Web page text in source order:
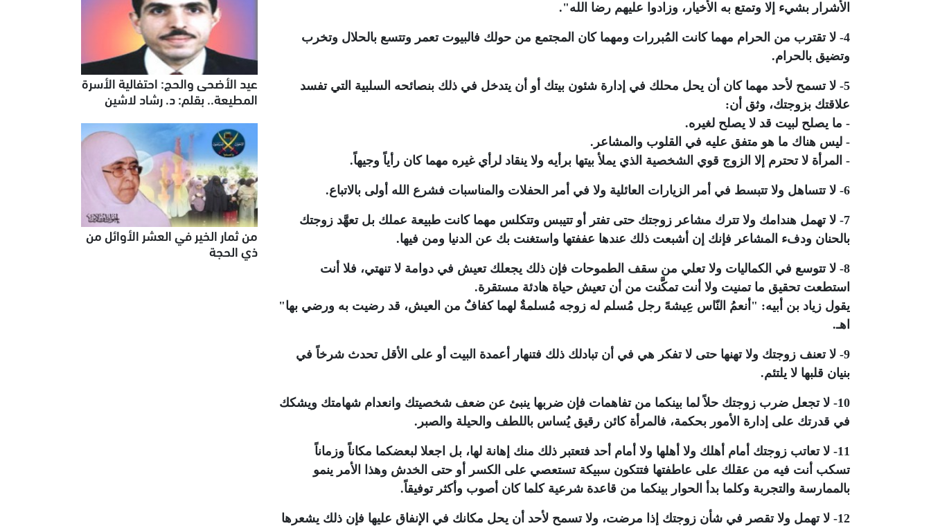
الأشرار بشيء إلا وتمتع به الأخيار، وزادوا عليهم رضا الله".
4- لا تقترب من الحرام مهما كانت المُبررات ومهما كان المجتمع من حولك فالبيوت تعمر وتتسع بالحلال وتخرب
وتضيق بالحرام.
5- لا تسمح لأحد مهما كان أن يحل محلك في إدارة شئون بيتك أو أن يتدخل في ذلك بنصائحه السلبية التي تفسد
علاقتك بزوجتك، وثق أن:
- ما يصلح لبيت قد لا يصلح لغيره.
- ليس هناك ما هو متفق عليه في القلوب والمشاعر.
- المرأة لا تحترم إلا الزوج قوي الشخصية الذي يملأ بيتها برأيه ولا ينقاد لرأي غيره مهما كان رأياً وجيهاً.
6- لا تتساهل ولا تتبسط في أمر الزيارات العائلية ولا في أمر الحفلات والمناسبات فشرع الله أولى بالاتباع.
7- لا تهمل هندامك ولا تترك مشاعر زوجتك حتى تفتر أو تتيبس وتتكلس مهما كانت طبيعة عملك بل تعهَّد زوجتك
بالحنان ودفء المشاعر فإنك إن أشبعت ذلك عندها عففتها واستغنت بك عن الدنيا ومن فيها.
8- لا تتوسع في الكماليات ولا تعلي من سقف الطموحات فإن ذلك يجعلك تعيش في دوامة لا تنهتي، فلا أنت
استطعت تحقيق ما تمنيت ولا أنت تمكَّنت من أن تعيش حياة هادئة مستقرة.
يقول زياد بن أبيه: "أنعمُ النّاس عِيشهً رجل مُسلم له زوجه مُسلمةٌ لهما كفافٌ من العيش، قد رضيت به ورضي بها"
اهـ.
9- لا تعنف زوجتك ولا تهنها حتى لا تفكر هي في أن تبادلك ذلك فتنهار أعمدة البيت أو على الأقل تحدث شرخاً في
بنيان قلبها لا يلتئم.
10- لا تجعل ضرب زوجتك حلاً لما بينكما من تفاهمات فإن ضربها ينبئ عن ضعف شخصيتك وانعدام شهامتك ويشكك
في قدرتك على إدارة الأمور بحكمة، فالمرأة كائن رقيق يُساس باللطف والحيلة والصبر.
11- لا تعاتب زوجتك أمام أهلك ولا أهلها ولا أمام أحد فتعتبر ذلك منك إهانة لها، بل اجعلا لبعضكما مكاناً وزماناً
تسكب أنت فيه من عقلك على عاطفتها فتتكون سبيكة تستعصي على الكسر أو حتى الخدش وهذا الأمر ينمو
بالممارسة والتجربة وكلما بدأ الحوار بينكما من قاعدة شرعية كلما كان أصوب وأكثر توفيقاً.
12- لا تهمل ولا تقصر في شأن زوجتك إذا مرضت، ولا تسمح لأحد أن يحل مكانك في الإنفاق عليها فإن ذلك يشعرها
عيد الأضحى والحج: احتفالية الأسرة
المطيعة.. بقلم: د. رشاد لاشين
من ثمار الخير في العشر الأوائل من
ذي الحجة